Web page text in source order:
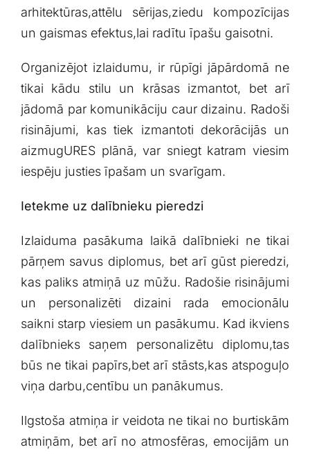
arhitektūras,attēlu sērijas,ziedu ⁣kompozīcijas
un gaismas⁤ efektus,lai ​radītu īpašu gaisotni.
Organizējot izlaidumu, ir rūpīgi jāpārdomā ne
tikai kādu stilu un ​krāsas izmantot, bet arī
jādomā par‍ komunikāciju​ caur​ dizainu. Radoši
risinājumi, kas tiek izmantoti ​dekorācijās un
aizmugURES plānā, var sniegt katram ⁤viesim
iespēju justies ​īpašam⁢ un svarīgam.
Ietekme uz dalībnieku pieredzi
Izlaiduma ‌pasākuma laikā ‌dalībnieki ne ‍tikai
‌pārņem⁢ savus​ diplomus, bet arī gūst pieredzi,
kas paliks atmiņā⁢ uz mūžu. Radošie ⁤risinājumi⁣
un personalizēti⁢ dizaini rada‍ emocionālu
⁤saikni starp viesiem un⁢ pasākumu. Kad ikviens
dalībnieks saņem personalizētu diplomu,tas
būs ne tikai papīrs,bet arī ‌stāsts,kas⁤ atspoguļo
viņa darbu,centību ‍un⁣ panākumus.
Ilgstoša atmiņa ir⁢ veidota ne tikai ⁤no⁤ burtiskām
atmiņām, bet‍ arī no atmosfēras, emocijām ‌un